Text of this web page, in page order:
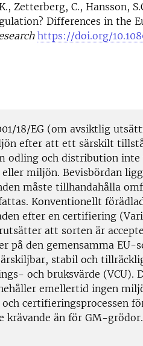
Zetterberg, C., Hansson,
Differences in the
https://doi.org/
18/EG (om avsiktlig
efter att ett särskilt
odling och distribution
miljön. Bevisbördan
måste tillhandahålla
Konventionellt
efter en certifiering
att sorten är
på den gemensamma
stabil och
och bruksvärde (VCU).
emellertid ingen
certifieringsprocessen
krävande än för GM-grödor.